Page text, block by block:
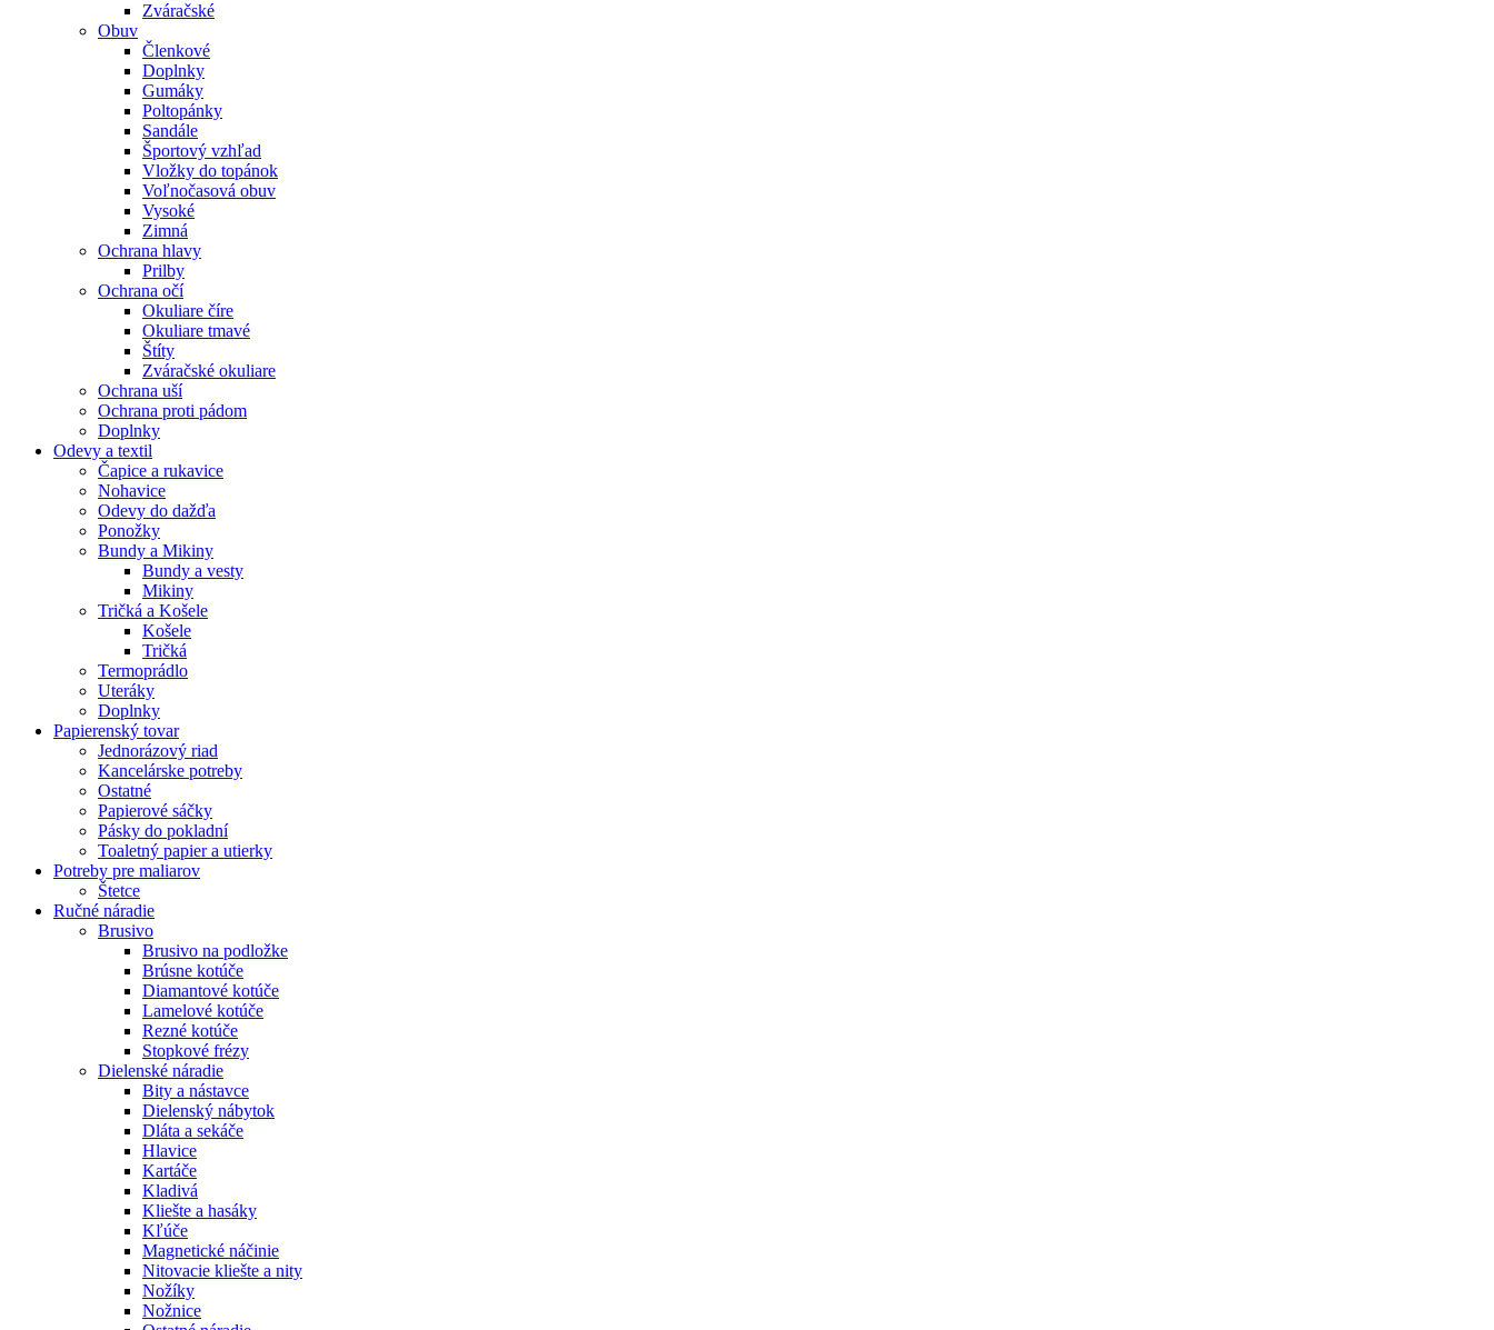
Zváračské
Obuv
Členkové
Doplnky
Gumáky
Poltopánky
Sandále
Športový vzhľad
Vložky do topánok
Voľnočasová obuv
Vysoké
Zimná
Ochrana hlavy
Prilby
Ochrana očí
Okuliare číre
Okuliare tmavé
Štíty
Zváračské okuliare
Ochrana uší
Ochrana proti pádom
Doplnky
Odevy a textil
Čapice a rukavice
Nohavice
Odevy do dažďa
Ponožky
Bundy a Mikiny
Bundy a vesty
Mikiny
Tričká a Košele
Košele
Tričká
Termoprádlo
Uteráky
Doplnky
Papierenský tovar
Jednorázový riad
Kancelárske potreby
Ostatné
Papierové sáčky
Pásky do pokladní
Toaletný papier a utierky
Potreby pre maliarov
Štetce
Ručné náradie
Brusivo
Brusivo na podložke
Brúsne kotúče
Diamantové kotúče
Lamelové kotúče
Rezné kotúče
Stopkové frézy
Dielenské náradie
Bity a nástavce
Dielenský nábytok
Dláta a sekáče
Hlavice
Kartáče
Kladivá
Kliešte a hasáky
Kľúče
Magnetické náčinie
Nitovacie kliešte a nity
Nožíky
Nožnice